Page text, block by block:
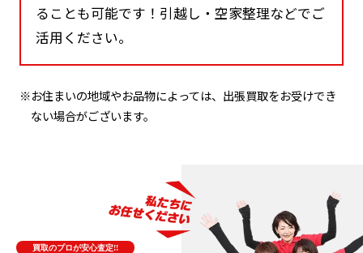
ることも可能です！引越し・空家整理などでご
活用ください。
※お住まいの地域やお品物によっては、出張買取をお受けでき
ない場合がございます。
買取のプロが安心査定!!